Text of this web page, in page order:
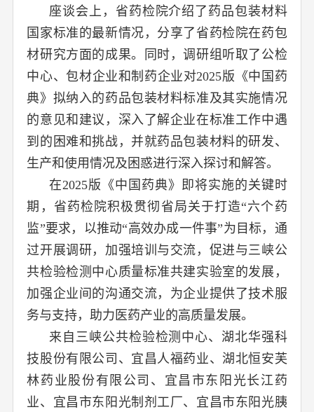
座谈会上，省药检院介绍了药品包装材料
国家标准的最新情况，分享了省药检院在药包
材研究方面的成果。同时，调研组听取了公检
中心、包材企业和制药企业对2025版《中国药
典》拟纳入的药品包装材料标准及其实施情况
的意见和建议，深入了解企业在标准工作中遇
到的困难和挑战，并就药品包装材料的研发、
生产和使用情况及困惑进行深入探讨和解答。
在2025版《中国药典》即将实施的关键时
期，省药检院积极贯彻省局关于打造“六个药
监”要求，以推动“高效办成一件事”为目标，通
过开展调研，加强培训与交流，促进与三峡公
共检验检测中心质量标准共建实验室的发展，
加强企业间的沟通交流，为企业提供了技术服
务与支持，助力医药产业的高质量发展。
来自三峡公共检验检测中心、湖北华强科
技股份有限公司、宜昌人福药业、湖北恒安芙
林药业股份有限公司、宜昌市东阳光长江药
业、宜昌市东阳光制剂工厂、宜昌市东阳光胰